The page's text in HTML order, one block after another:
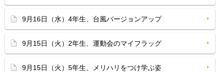
9月16日（水）4年生、台風バージョンアップ
9月15日（火）2年生、運動会のマイフラッグ
9月15日（火）5年生、メリハリをつけ学ぶ姿